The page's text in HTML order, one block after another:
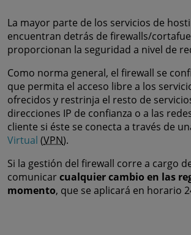
La mayor parte de los servicios de
encuentran detrás de firewalls/
proporcionan la seguridad a nivel de
Como norma general, el firewall se
que permita el acceso libre a los
ofrecidos y restrinja el resto de
direcciones IP de confianza o a las
cliente si éste se conecta a través de
Virtual (VPN).
Si la gestión del firewall corre a cargo
comunicarcualquier cambio en las
momento, que se aplicará en horario